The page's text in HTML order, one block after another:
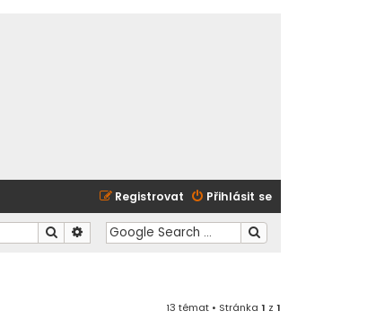
Přihlásit se
Registrovat
Hledat Pokročilé hledání
13 témat • Stránka 1 z 1